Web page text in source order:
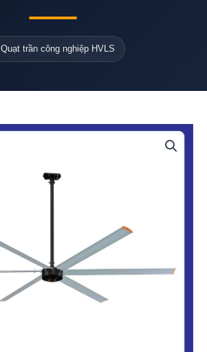
Quạt trần công nghiệp HVLS